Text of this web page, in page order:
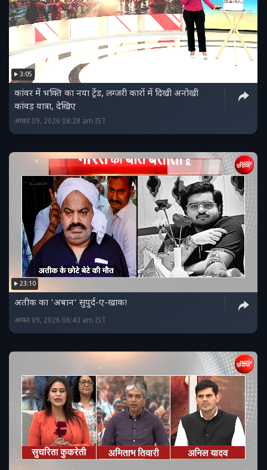
3:05
कांवर में भक्ति का नया ट्रेंड, लग्जरी कारों में दिखी अनोखी
कांवड़ यात्रा, देखिए
अगस्त 09, 2026 08:28 am IST
23:10
अतीक का 'अबान' सुपुर्द-ए-खाक!
अगस्त 09, 2026 06:43 am IST